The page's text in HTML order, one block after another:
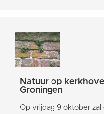
Natuur op
Groningen
Op vrijdag 9 oktober